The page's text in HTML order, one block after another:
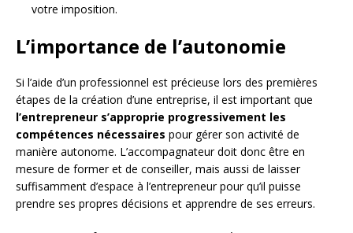
votre imposition.
L’importance de l’autonomie
Si l’aide d’un professionnel est précieuse lors des premières
étapes de la création d’une entreprise, il est important que
l’entrepreneur s’approprie progressivement les
compétences nécessaires pour gérer son activité de
manière autonome. L’accompagnateur doit donc être en
mesure de former et de conseiller, mais aussi de laisser
suffisamment d’espace à l’entrepreneur pour qu’il puisse
prendre ses propres décisions et apprendre de ses erreurs.